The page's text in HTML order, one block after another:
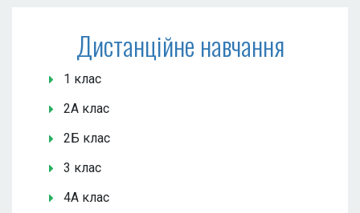
Дистанційне навчання
1 клас
2А клас
2Б клас
3 клас
4А клас